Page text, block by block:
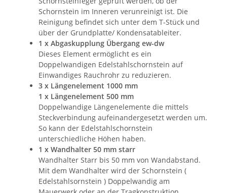
Schornstein im Inneren verunreinigt ist. Die
Reinigung befindet sich unter dem T-Stück und
über der Grundplatte/ Kondensatableiter.
1 x Abgaskupplung Übergang ew-dw
Dieses Element ermöglicht es ein
Doppelwandigen Edelstahlschornstein auf
Einwandiges Rauchrohr zu reduzieren.
3 x Längenelement 1000 mm
1 x Längenelement 500 mm
Doppelwandige Längenelemente die mittels
Steckverbindung aufeinandergesetzt werden um.
So kann der Edelstahlschornstein
unterschiedliche Höhen haben.
1 x Wandhalter 50 mm starr
Wandhalter Starr bis 50 mm von Wandabstand.
Mit dem Wandhalter wird der Schornstein (
Edelstahlsornstein ) Doppelwandig am